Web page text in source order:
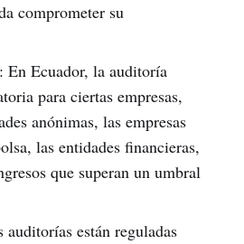
comprometer su
En Ecuador, la auditoría
para ciertas empresas,
anónimas, las empresas
las entidades financieras,
que superan un umbral
auditorías están reguladas